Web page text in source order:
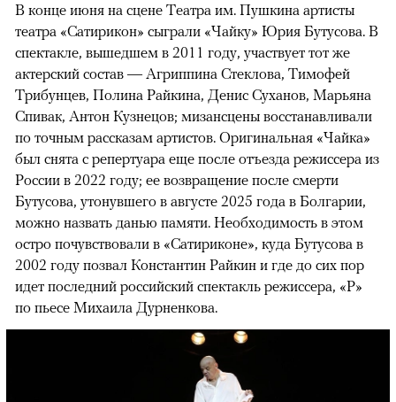
В конце июня на сцене Театра им. Пушкина артисты
театра «Сатирикон» сыграли «Чайку» Юрия Бутусова. В
спектакле, вышедшем в 2011 году, участвует тот же
актерский состав — Агриппина Стеклова, Тимофей
Трибунцев, Полина Райкина, Денис Суханов, Марьяна
Спивак, Антон Кузнецов; мизансцены восстанавливали
по точным рассказам артистов. Оригинальная «Чайка»
был снята с репертуара еще после отъезда режиссера из
России в 2022 году; ее возвращение после смерти
Бутусова, утонувшего в августе 2025 года в Болгарии,
можно назвать данью памяти. Необходимость в этом
остро почувствовали в «Сатириконе», куда Бутусова в
2002 году позвал Константин Райкин и где до сих пор
идет последний российский спектакль режиссера, «Р»
по пьесе Михаила Дурненкова.